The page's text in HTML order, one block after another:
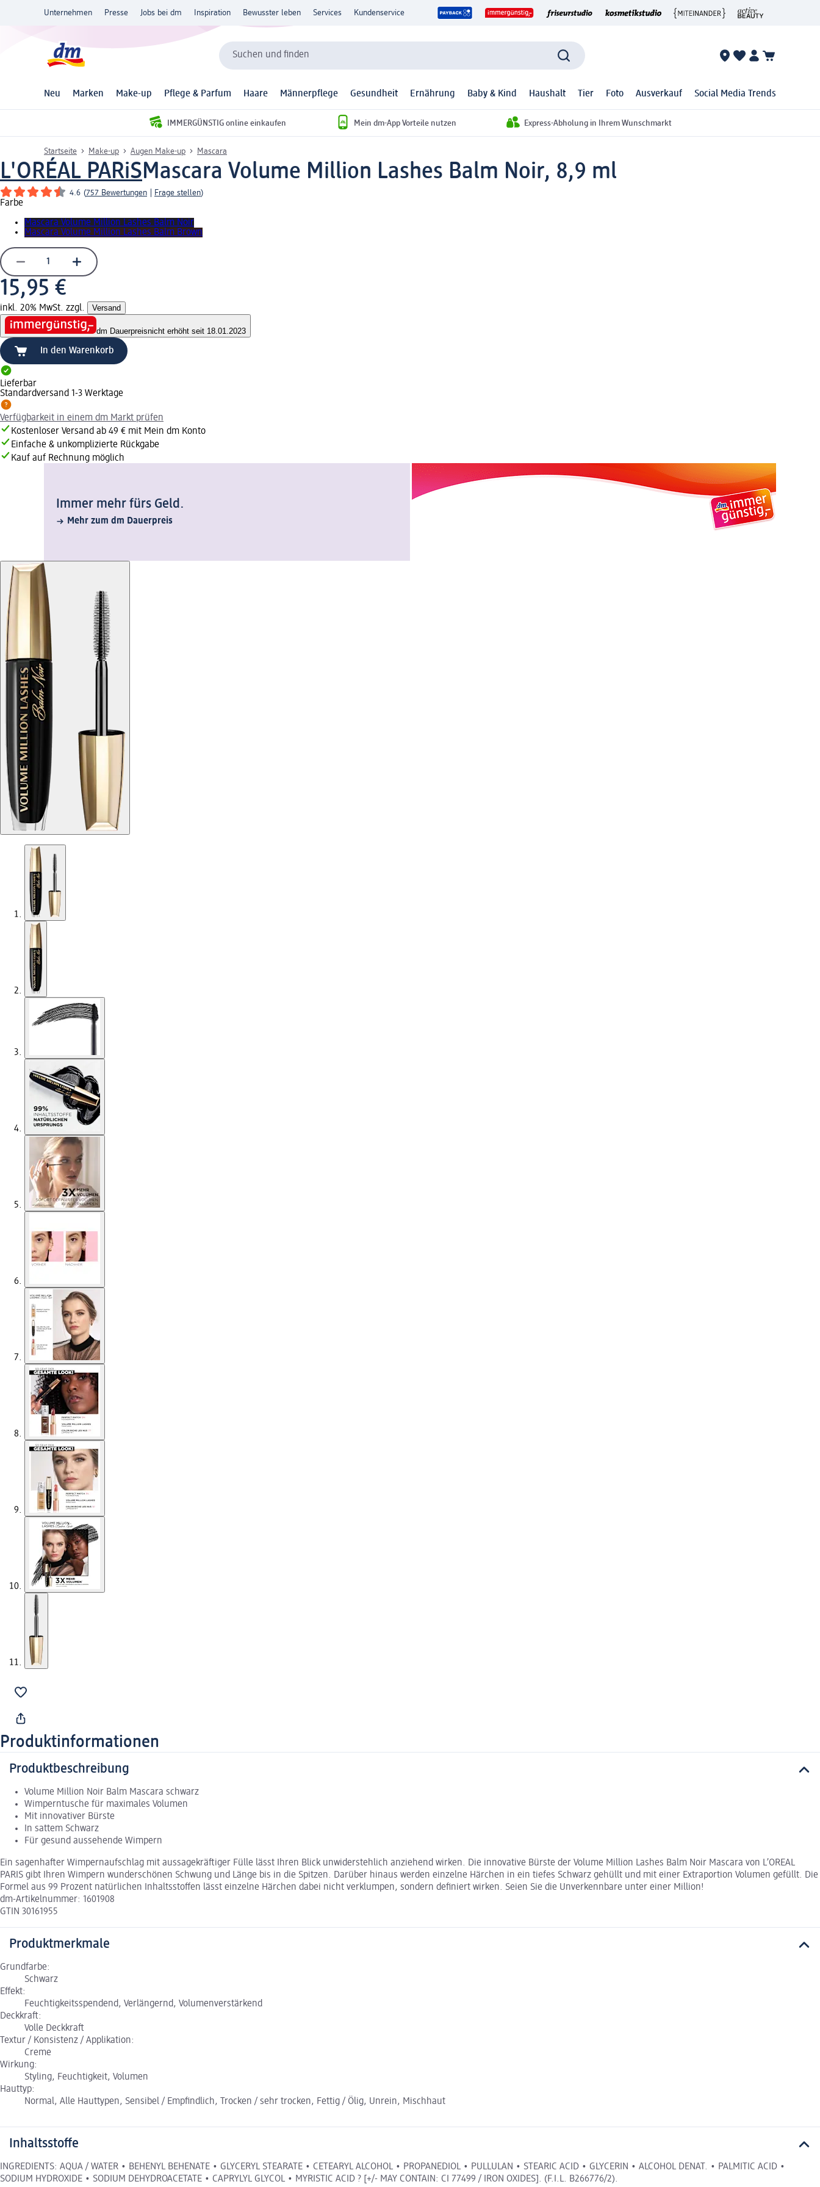
Unternehmen Presse Jobs bei dm Inspiration Bewusster leben Services Kundenservice
Suchen und finden
Neu Marken Make-up Pflege & Parfum Haare Männerpflege Gesundheit Ernährung Baby & Kind Haushalt Tier Foto Ausverkauf Social Media Trends
IMMERGÜNSTIG online einkaufen Mein dm-App Vorteile nutzen Express-Abholung in Ihrem Wunschmarkt
Startseite Make-up Augen Make-up Mascara
L'ORÉAL PARiSMascara Volume Million Lashes Balm Noir, 8,9 ml
4.6 (757 Bewertungen Frage stellen)
Farbe
Mascara Volume Million Lashes Balm Noir
Mascara Volume Million Lashes Balm Brown
15,95 €
inkl. 20% MwSt. zzgl. Versand
dm Dauerpreisnicht erhöht seit 18.01.2023
In den Warenkorb
Lieferbar
Standardversand 1-3 Werktage
Verfügbarkeit in einem dm Markt prüfen
Kostenloser Versand ab 49 € mit Mein dm Konto
Einfache & unkomplizierte Rückgabe
Kauf auf Rechnung möglich
Immer mehr fürs Geld.
Mehr zum dm Dauerpreis
Produktinformationen
Produktbeschreibung
Volume Million Noir Balm Mascara schwarz
Wimperntusche für maximales Volumen
Mit innovativer Bürste
In sattem Schwarz
Für gesund aussehende Wimpern
Ein sagenhafter Wimpernaufschlag mit aussagekräftiger Fülle lässt Ihren Blick unwiderstehlich anziehend wirken. Die innovative Bürste der Volume Million Lashes Balm Noir Mascara von L’OREAL
PARIS gibt Ihren Wimpern wunderschönen Schwung und Länge bis in die Spitzen. Darüber hinaus werden einzelne Härchen in ein tiefes Schwarz gehüllt und mit einer Extraportion Volumen gefüllt. Die
Formel aus 99 Prozent natürlichen Inhaltsstoffen lässt einzelne Härchen dabei nicht verklumpen, sondern definiert wirken. Seien Sie die Unverkennbare unter einer Million!
dm-Artikelnummer: 1601908
GTIN 30161955
Produktmerkmale
Grundfarbe:
Schwarz
Effekt:
Feuchtigkeitsspendend, Verlängernd, Volumenverstärkend
Deckkraft:
Volle Deckkraft
Textur / Konsistenz / Applikation:
Creme
Wirkung:
Styling, Feuchtigkeit, Volumen
Hauttyp:
Normal, Alle Hauttypen, Sensibel / Empfindlich, Trocken / sehr trocken, Fettig / Ölig, Unrein, Mischhaut
Inhaltsstoffe
INGREDIENTS: AQUA / WATER • BEHENYL BEHENATE • GLYCERYL STEARATE • CETEARYL ALCOHOL • PROPANEDIOL • PULLULAN • STEARIC ACID • GLYCERIN • ALCOHOL DENAT. • PALMITIC ACID •
SODIUM HYDROXIDE • SODIUM DEHYDROACETATE • CAPRYLYL GLYCOL • MYRISTIC ACID ? [+/- MAY CONTAIN: CI 77499 / IRON OXIDES]. (F.I.L. B266776/2).